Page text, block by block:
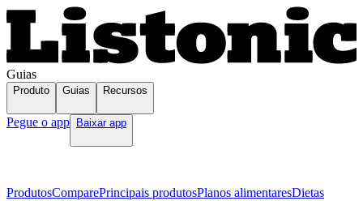
Guias
Produto Guias Recursos
Pegue o app Baixar app
ProdutosComparePrincipais produtosPlanos alimentaresDietas